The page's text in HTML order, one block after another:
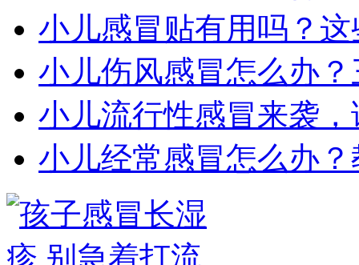
小儿感冒贴有用吗？
小儿伤风感冒怎么办
小儿流行性感冒来袭
小儿经常感冒怎么办